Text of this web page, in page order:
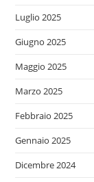
Luglio 2025
Giugno 2025
Maggio 2025
Marzo 2025
Febbraio 2025
Gennaio 2025
Dicembre 2024